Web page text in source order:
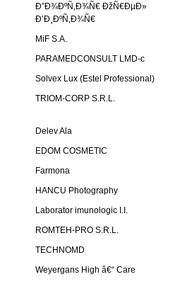
Ð”Ð¾ÐºÑ‚Ð¾Ñ€ ÐžÑ€ÐµÐ»
Ð’Ð¸ÐºÑ‚Ð¾Ñ€
MiF S.A.
PARAMEDCONSULT LMD-c
Solvex Lux (Estel Professional)
TRIOM-CORP S.R.L.
Delev Ala
EDOM COSMETIC
Farmona
HANCU Photography
Laborator imunologic I.I.
ROMTEH-PRO S.R.L.
TECHNOMD
Weyergans High â€“ Care